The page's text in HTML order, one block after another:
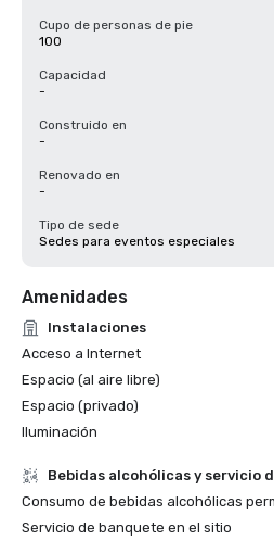
Cupo de personas de pie
100
Capacidad
-
Construido en
-
Renovado en
-
Tipo de sede
Sedes para eventos especiales
Amenidades
Instalaciones
Acceso a Internet
Espacio (al aire libre)
Espacio (privado)
Iluminación
Bebidas alcohólicas y servicio
Consumo de bebidas alcohólicas
Servicio de banquete en el sitio